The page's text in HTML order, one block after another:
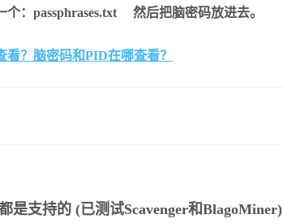
个：passphrases.txt 然后把脑密码放进去。
？脑密码和PID在哪查看？
是支持的 (已测试Scavenger和BlagoMiner)